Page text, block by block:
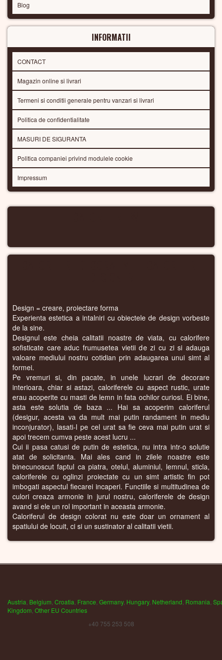
Blog
INFORMATII
CONTACT
Magazin online si livrari
Termeni si conditii generale pentru vanzari si livrari
Politica de confidentialitate
MASURI DE SIGURANTA
Politica companiei privind modulele cookie
Impressum
Design = creare, proiectare forma
Experienta estetica a intalniri cu obiectele de design vorbeste
de la sine.
Designul este cheia calitatii noastre de viata, cu calorifere
sofisticate care aduc frumusetea vietii de zi cu zi si adauga
valoare mediului nostru cotidian prin adaugarea unui simt al
formei.
Pe vremuri si, din pacate, in unele lucrari de decorare
interioara, chiar si astazi, caloriferele cu aspect rustic, urate
erau acoperite cu masti de lemn in fata ochilor curiosi. Ei bine,
asta este solutia de baza ... Hai sa acoperim caloriferul
(desigur, acesta va da mult mai putin randament in mediu
inconjurator), lasati-l pe cel urat sa fie ceva mai putin urat si
apoi trecem cumva peste acest lucru ...
Cui ii pasa catusi de putin de estetica, nu intra intr-o solutie
atat de solicitanta. Mai ales cand in zilele noastre este
binecunoscut faptul ca piatra, otelul, aluminiul, lemnul, sticla,
caloriferele cu oglinzi proiectate cu un simt artistic fin pot
imbogati aspectul fiecarei incaperi. Functiile si multitudinea de
culori creaza armonie in jurul nostru, caloriferele de design
avand si ele un rol important in aceasta armonie.
Caloriferul de design colorat nu este doar un ornament al
spatiului de locuit, ci si un sustinator al calitatii vietii.
Austria Belgium Croatia France Germany, Hungary, Netherland Romania
Kingdom Other EU Countries
+40 755 253 508